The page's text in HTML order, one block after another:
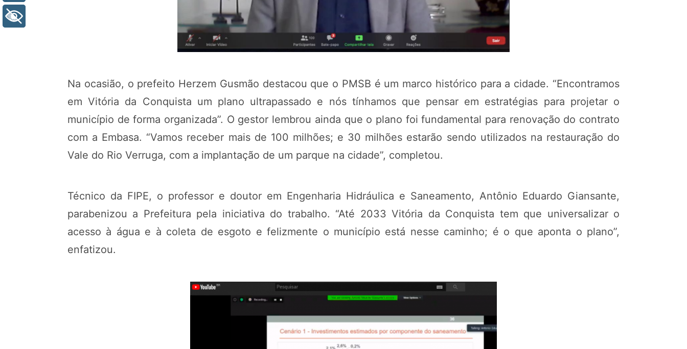
Na ocasião, o prefeito Herzem Gusmão destacou que o PMSB é um marco histórico para a cidade. “Encontramos
em Vitória da Conquista um plano ultrapassado e nós tínhamos que pensar em estratégias para projetar o
município de forma organizada”. O gestor lembrou ainda que o plano foi fundamental para renovação do contrato
com a Embasa. “Vamos receber mais de 100 milhões; e 30 milhões estarão sendo utilizados na restauração do
Vale do Rio Verruga, com a implantação de um parque na cidade”, completou.
Técnico da FIPE, o professor e doutor em Engenharia Hidráulica e Saneamento, Antônio Eduardo Giansante,
parabenizou a Prefeitura pela iniciativa do trabalho. “Até 2033 Vitória da Conquista tem que universalizar o
acesso à água e à coleta de esgoto e felizmente o município está nesse caminho; é o que aponta o plano”,
enfatizou.